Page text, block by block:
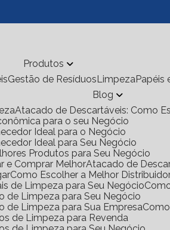
Produtos
Gestão de Resíduos Limpeza
Blog
Atacado de Descartáveis: Como
para o seu Negócio
Ideal para o Negócio
Ideal para Seu Negócio
Produtos para Seu Negócio
e Comprar Melhor Atacado de
Como Escolher a Melhor
de Limpeza para Seu Negócio
de Limpeza para Seu Negócio
de Limpeza para Sua Empresa
de Limpeza para Revenda